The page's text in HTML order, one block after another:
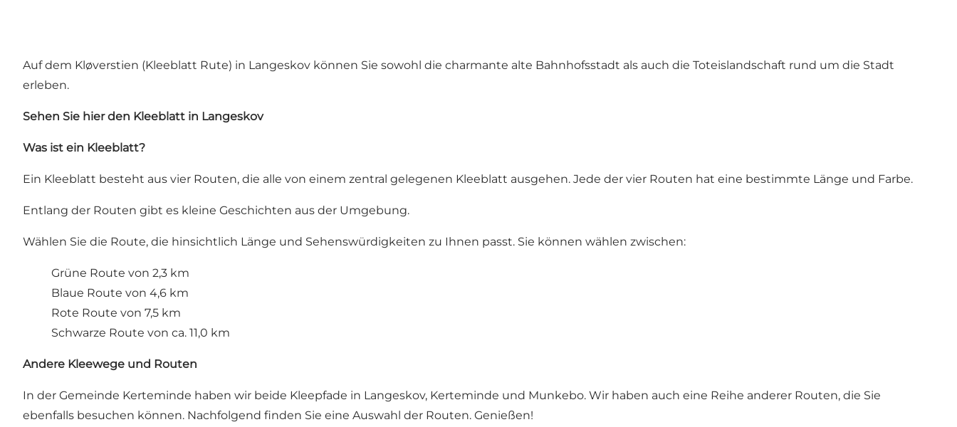
Auf dem Kløverstien (Kleeblatt Rute) in Langeskov können Sie sowohl die charmante alte Bahnhofsstadt als auch die Toteislandschaft rund um die Stadt
erleben.
Sehen Sie hier den Kleeblatt in Langeskov
Was ist ein Kleeblatt?
Ein Kleeblatt besteht aus vier Routen, die alle von einem zentral gelegenen Kleeblatt ausgehen. Jede der vier Routen hat eine bestimmte Länge und Farbe.
Entlang der Routen gibt es kleine Geschichten aus der Umgebung.
Wählen Sie die Route, die hinsichtlich Länge und Sehenswürdigkeiten zu Ihnen passt. Sie können wählen zwischen:
Grüne Route von 2,3 km
Blaue Route von 4,6 km
Rote Route von 7,5 km
Schwarze Route von ca. 11,0 km
Andere Kleewege und Routen
In der Gemeinde Kerteminde haben wir beide Kleepfade in Langeskov, Kerteminde und Munkebo. Wir haben auch eine Reihe anderer Routen, die Sie
ebenfalls besuchen können. Nachfolgend finden Sie eine Auswahl der Routen. Genießen!